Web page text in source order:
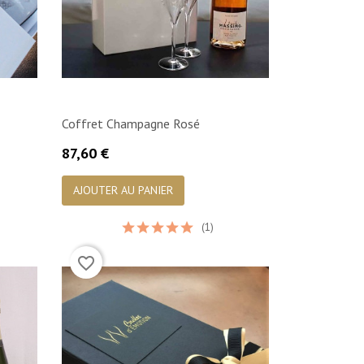
Coffret Champagne Rosé
Prix
87,60 €
AJOUTER AU PANIER
(1)
favorite_border